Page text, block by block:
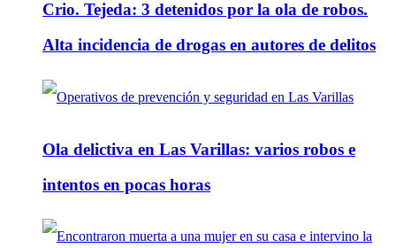
Crio. Tejeda: 3 detenidos por la ola de robos.
Alta incidencia de drogas en autores de delitos
Ola delictiva en Las Varillas: varios robos e
intentos en pocas horas